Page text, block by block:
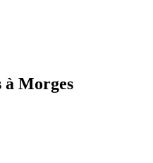
à Morges